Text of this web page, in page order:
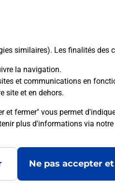
similaires). Les finalités des
la navigation.
et communications en
site et en dehors.
fermer" vous permet
plus d'informations via
Ne pas accepter